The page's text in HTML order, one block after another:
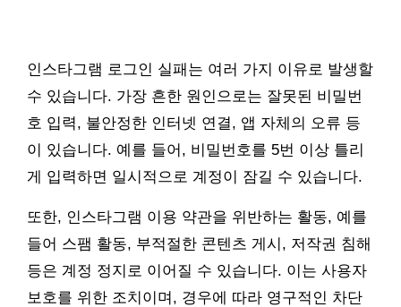
인스타그램 로그인 실패는 여러 가지 이유로 발생할
수 있습니다. 가장 흔한 원인으로는 잘못된 비밀번
호 입력, 불안정한 인터넷 연결, 앱 자체의 오류 등
이 있습니다. 예를 들어, 비밀번호를 5번 이상 틀리
게 입력하면 일시적으로 계정이 잠길 수 있습니다.
또한, 인스타그램 이용 약관을 위반하는 활동, 예를
들어 스팸 활동, 부적절한 콘텐츠 게시, 저작권 침해
등은 계정 정지로 이어질 수 있습니다. 이는 사용자
보호를 위한 조치이며, 경우에 따라 영구적인 차단